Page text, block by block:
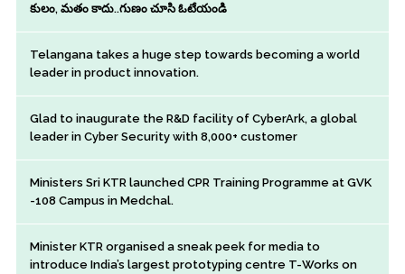
కులం, మతం కాదు..గుణం చూసి ఓటేయండి
Telangana takes a huge step towards becoming a world
leader in product innovation.
Glad to inaugurate the R&D facility of CyberArk, a global
leader in Cyber Security with 8,000+ customer
Ministers Sri KTR launched CPR Training Programme at GVK
-108 Campus in Medchal.
Minister KTR organised a sneak peek for media to
introduce India’s largest prototyping centre T-Works on